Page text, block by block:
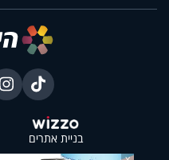
בניית אתרים